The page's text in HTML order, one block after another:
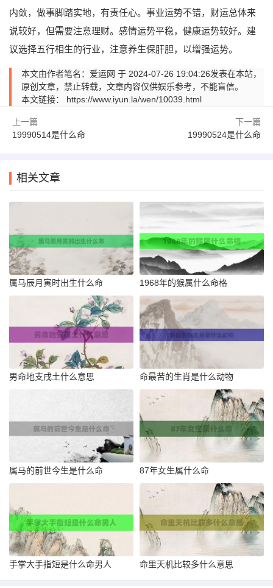
内敛，做事脚踏实地，有责任心。事业运势不错，财运总体来
说较好，但需要注意理财。感情运势平稳，健康运势较好。建
议选择五行相生的行业，注意养生保肝胆，以增强运势。
本文由作者笔名：爱运网 于 2024-07-26 19:04:26发表在本站，
原创文章，禁止转载，文章内容仅供娱乐参考，不能盲信。
本文链接： https://www.iyun.la/wen/10039.html
上一篇
19990514是什么命
下一篇
19990524是什么命
相关文章
属马辰月寅时出生什么命 1968年的猴属什么命格
男命地支戌土什么意思 命最苦的生肖是什么动物
属马的前世今生是什么命 87年女生属什么命
手掌大手指短是什么命男人 命里天机比较多什么意思